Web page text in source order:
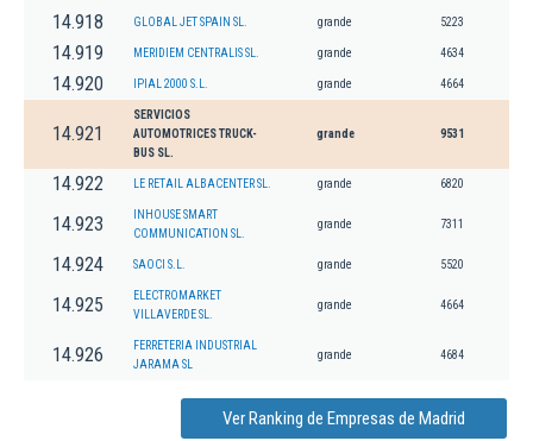
14.918 GLOBAL JET SPAIN SL. grande 5223
14.919 MERIDIEM CENTRALIS SL. grande 4634
14.920 IPIAL 2000 S.L. grande 4664
14.921
SERVICIOS
AUTOMOTRICES TRUCK-
BUS SL.
grande 9531
14.922 LE RETAIL ALBACENTER SL. grande 6820
14.923
INHOUSE SMART
COMMUNICATION SL.
grande 7311
14.924 SAOCI S.L. grande 5520
14.925
ELECTROMARKET
VILLAVERDE SL.
grande 4664
14.926
FERRETERIA INDUSTRIAL
JARAMA SL
grande 4684
Ver Ranking de Empresas de Madrid